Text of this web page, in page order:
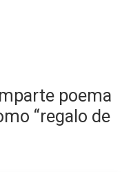
poema
“regalo de